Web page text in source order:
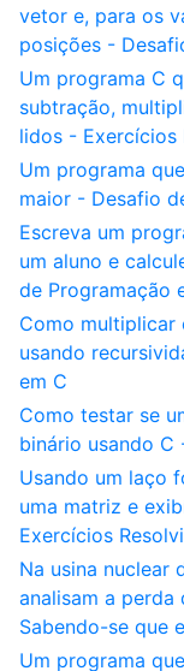
vetor e, para os
posições -
Um programa C
subtração,
lidos - Exercícios
Um programa
maior - Desafio
Escreva um
um aluno e
de Programação
Como multiplicar
usando
em C
Como testar se
binário usando C
Usando um laço
uma matriz e
Exercícios
Na usina nuclear
analisam a perda
Sabendo-se que
Um programa